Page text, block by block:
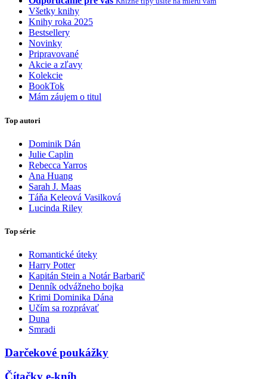
Všetky knihy
Knihy roka 2025
Bestsellery
Novinky
Pripravované
Akcie a zľavy
Kolekcie
BookTok
Mám záujem o titul
Top autori
Dominik Dán
Julie Caplin
Rebecca Yarros
Ana Huang
Sarah J. Maas
Táňa Keleová Vasilková
Lucinda Riley
Top série
Romantické úteky
Harry Potter
Kapitán Stein a Notár Barbarič
Denník odvážneho bojka
Krimi Dominika Dána
Učím sa rozprávať
Duna
Smradi
Darčekové poukážky